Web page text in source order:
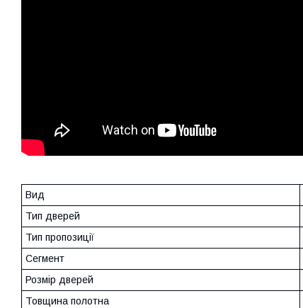
Вид
Тип дверей
Тип пропозиції
Сегмент
Розмір дверей
Товщина полотна